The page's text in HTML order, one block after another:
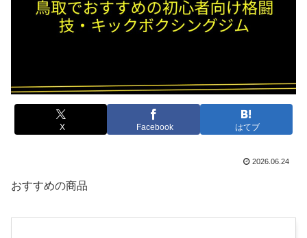
X Facebook はてブ
2026.06.24
おすすめの商品